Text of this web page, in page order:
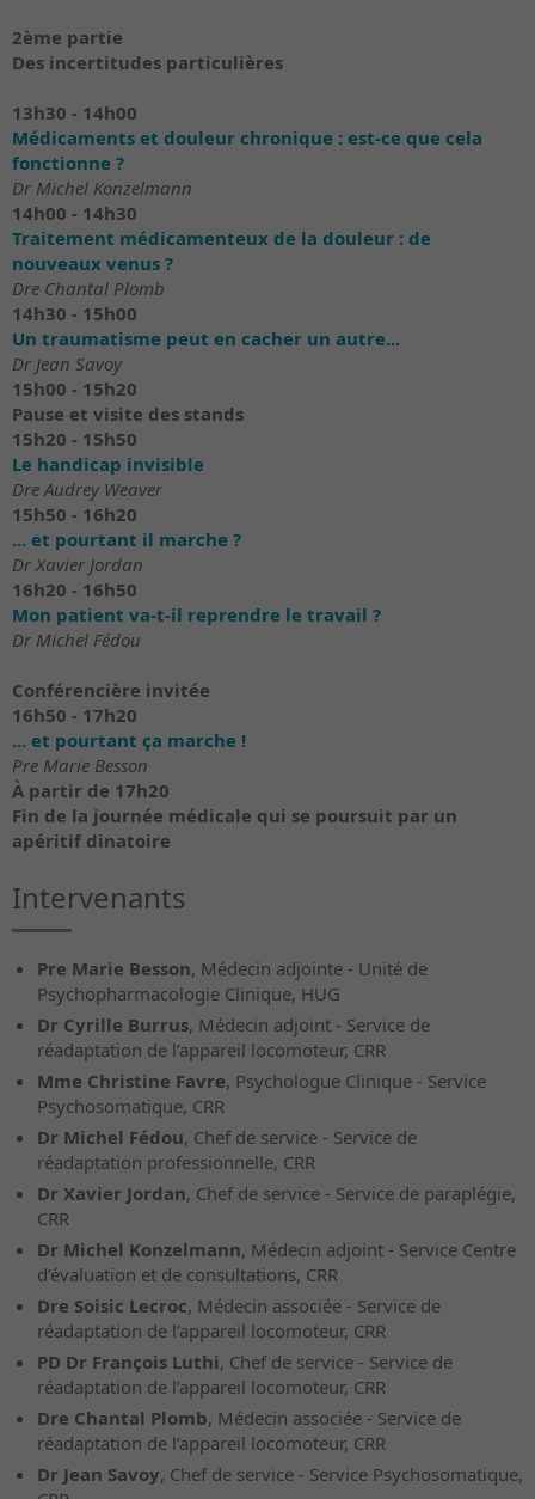
2ème partie
Des incertitudes particulières
13h30 - 14h00
Médicaments et douleur chronique : est-ce que cela
fonctionne ?
Dr Michel Konzelmann
14h00 - 14h30
Traitement médicamenteux de la douleur : de
nouveaux venus ?
Dre Chantal Plomb
14h30 - 15h00
Un traumatisme peut en cacher un autre...
Dr Jean Savoy
15h00 - 15h20
Pause et visite des stands
15h20 - 15h50
Le handicap invisible
Dre Audrey Weaver
15h50 - 16h20
... et pourtant il marche ?
Dr Xavier Jordan
16h20 - 16h50
Mon patient va-t-il reprendre le travail ?
Dr Michel Fédou
Conférencière invitée
16h50 - 17h20
... et pourtant ça marche !
Pre Marie Besson
À partir de 17h20
Fin de la journée médicale qui se poursuit par un
apéritif dinatoire
Intervenants
Pre Marie Besson, Médecin adjointe - Unité de
Psychopharmacologie Clinique, HUG
Dr Cyrille Burrus, Médecin adjoint - Service de
réadaptation de l’appareil locomoteur, CRR
Mme Christine Favre, Psychologue Clinique - Service
Psychosomatique, CRR
Dr Michel Fédou, Chef de service - Service de
réadaptation professionnelle, CRR
Dr Xavier Jordan, Chef de service - Service de paraplégie,
CRR
Dr Michel Konzelmann, Médecin adjoint - Service Centre
d’évaluation et de consultations, CRR
Dre Soisic Lecroc, Médecin associée - Service de
réadaptation de l’appareil locomoteur, CRR
PD Dr François Luthi, Chef de service - Service de
réadaptation de l’appareil locomoteur, CRR
Dre Chantal Plomb, Médecin associée - Service de
réadaptation de l’appareil locomoteur, CRR
Dr Jean Savoy, Chef de service - Service Psychosomatique,